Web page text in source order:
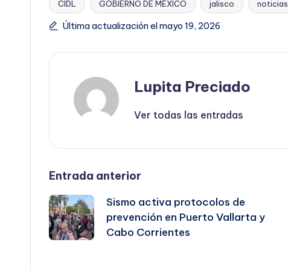
Etiquetas:
CIDL GOBIERNO DE MÉXICO jalisco noticias
Última actualización el mayo 19, 2026
Lupita Preciado
Ver todas las entradas
Navegación
de
entradas
Entrada anterior
Sismo activa protocolos de
prevención en Puerto Vallarta y
Cabo Corrientes